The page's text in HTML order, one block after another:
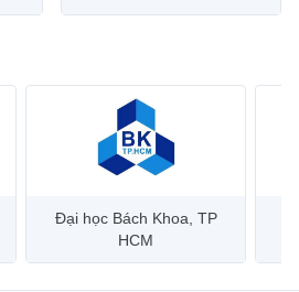
Bưu điện Việt Nam –
Vietnam Post